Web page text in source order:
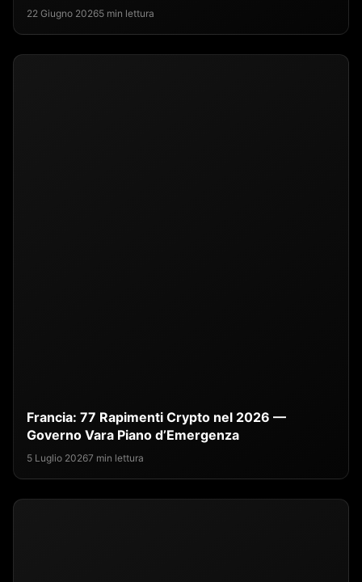
22 Giugno 20265 min lettura
Francia: 77 Rapimenti Crypto nel 2026 —
Governo Vara Piano d’Emergenza
5 Luglio 20267 min lettura